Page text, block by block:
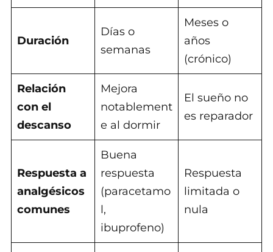
Duración
Días o
semanas
Meses o
años
(crónico)
Relación
con el
descanso
Mejora
notablement
e al dormir
El sueño no
es reparador
Respuesta a
analgésicos
comunes
Buena
respuesta
(paracetamo
l,
ibuprofeno)
Respuesta
limitada o
nula